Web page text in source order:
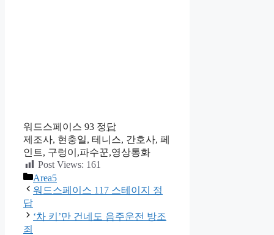
워드스페이스 93 정답
제조사, 현충일, 테니스, 간호사, 페
인트, 구렁이,파수꾼,영상통화
Post Views: 161
카
테
고
리
Area5
워드스페이스 117 스테이지 정
답
‘차 키’만 건네도 음주운전 방조
죄